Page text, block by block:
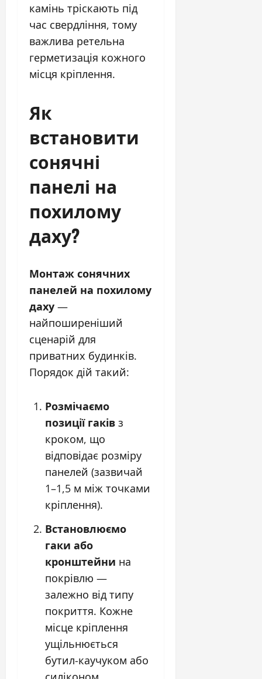
камінь тріскають під
час свердління, тому
важлива ретельна
герметизація кожного
місця кріплення.
Як
встановити
сонячні
панелі на
похилому
даху?
Монтаж сонячних
панелей на похилому
даху —
найпоширеніший
сценарій для
приватних будинків.
Порядок дій такий:
Розмічаємо
позиції гаків з
кроком, що
відповідає розміру
панелей (зазвичай
1–1,5 м між точками
кріплення).
Встановлюємо
гаки або
кронштейни на
покрівлю —
залежно від типу
покриття. Кожне
місце кріплення
ущільнюється
бутил-каучуком або